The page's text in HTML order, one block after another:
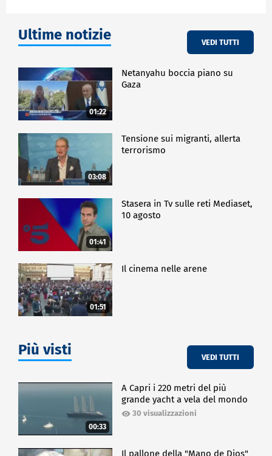
Ultime notizie VEDI TUTTI
01:22
Netanyahu boccia piano su
Gaza
03:08
Tensione sui migranti, allerta
terrorismo
01:41
Stasera in Tv sulle reti Mediaset,
10 agosto
01:51
Il cinema nelle arene
Più visti VEDI TUTTI
00:33
A Capri i 220 metri del più
grande yacht a vela del mondo
30 visualizzazioni
Il pallone della "Mano de Dios"